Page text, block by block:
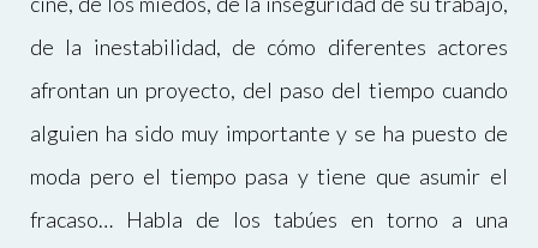
de la inestabilidad, de cómo diferentes actores
afrontan un proyecto, del paso del tiempo cuando
alguien ha sido muy importante y se ha puesto de
moda pero el tiempo pasa y tiene que asumir el
fracaso… Habla de los tabúes en torno a una